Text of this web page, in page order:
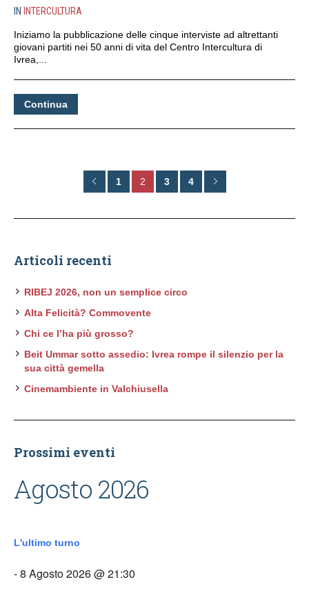
IN INTERCULTURA
Iniziamo la pubblicazione delle cinque interviste ad altrettanti
giovani partiti nei 50 anni di vita del Centro Intercultura di
Ivrea,...
Continua
1 2 3 4
Articoli recenti
RIBEJ 2026, non un semplice circo
Alta Felicità? Commovente
Chi ce l’ha più grosso?
Beit Ummar sotto assedio: Ivrea rompe il silenzio per la
sua città gemella
Cinemambiente in Valchiusella
Prossimi eventi
Agosto 2026
L'ultimo turno
- 8 Agosto 2026 @ 21:30